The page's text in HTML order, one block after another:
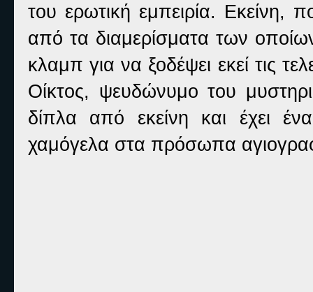
του ερωτική εμπειρία. Εκείνη,
από τα διαμερίσματα των οποίων
κλαμπ για να ξοδέψει εκεί τις
Οίκτος, ψευδώνυμο του
δίπλα από εκείνη και έχει
χαμόγελα στα πρόσωπα